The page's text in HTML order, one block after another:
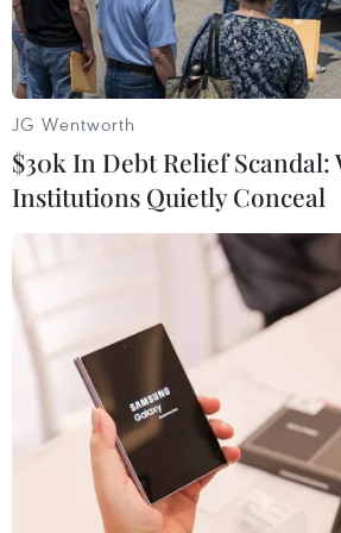
Nghỉ dưỡng dịch vụ cao cấp ở điểm
quy đổi tiền tệ dễ chịu giúp bạn vừa
hưởng được các đặc quyền mong
Kết quả nghiên cứu của nền
tuyến Booking.com cho thấy có
JG Wentworth
$30k In Debt Relief Scandal:
Institutions Quietly Conceal